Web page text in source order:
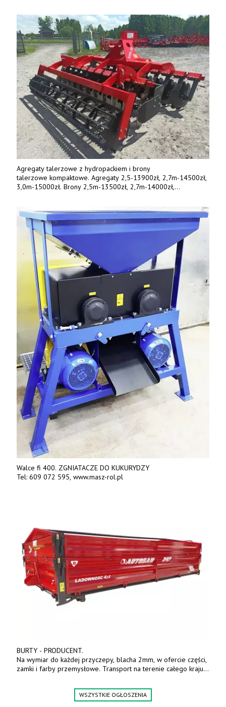
Tel. 606 211 056, 507 158 699.
Agregaty talerzowe z hydropackiem i brony
talerzowe kompaktowe. Agregaty 2,5-13900zł, 2,7m-14500zł,
3,0m-15000zł. Brony 2,5m-13500zł, 2,7m-14000zł,
Walce fi 400. ZGNIATACZE DO KUKURYDZY
Tel: 609 072 595, www.masz-rol.pl
BURTY - PRODUCENT.
Na wymiar do każdej przyczepy, blacha 2mm, w ofercie części,
zamki i farby przemysłowe. Transport na terenie całego kraju.
WSZYSTKIE OGŁOSZENIA